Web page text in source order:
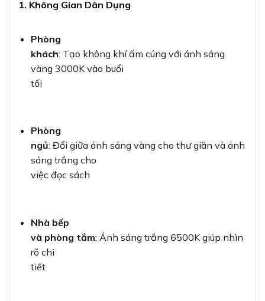
1. Không Gian Dân Dụng
Phòng
khách: Tạo không khí ấm cúng với ánh sáng
vàng 3000K vào buổi
tối
Phòng
ngủ: Đổi giữa ánh sáng vàng cho thư giãn và ánh
sáng trắng cho
việc đọc sách
Nhà bếp
và phòng tắm: Ánh sáng trắng 6500K giúp nhìn
rõ chi
tiết